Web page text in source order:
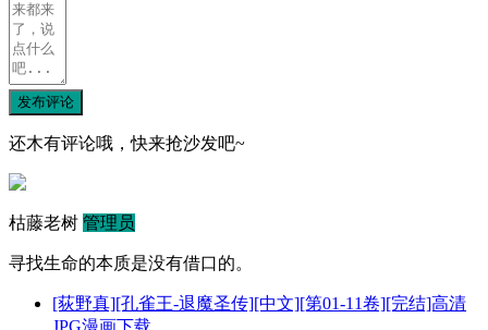
发布评论
还木有评论哦，快来抢沙发吧~
枯藤老树 管理员
寻找生命的本质是没有借口的。
[荻野真][孔雀王-退魔圣传][中文][第01-11卷][完结]高清
JPG漫画下载